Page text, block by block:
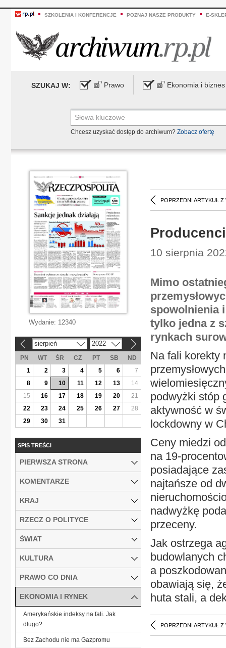
SZKOLENIA I KONFERENCJE POZNAJ NASZE PRODUKTY E-
SZUKAJ W: Prawo Ekonomia i biznes
Chcesz uzyskać dostęp do archiwum? Zobacz ofertę
POPRZEDNI ARTYKUŁ Z
10 sierpnia
Mimo
spowolnienia
tylko jedna z
rynkach
Na fali korekty
podwyżki stóp
aktywność w
lockdowny w
Ceny miedzi
na 19-
posiadające
najtańsze od
nadwyżkę
przeceny.
Jak ostrzega
budowlanych
a
obawiają się,
huta stali, a
POPRZEDNI ARTYKUŁ Z
Wydanie: 12340
sierpień 2022
PN WT ŚR CZ PT SB
ND
1
2 3 4 5 6
7
8
9 10 11 12 13
14
15
16 17 18 19 20
21
22
23 24 25 26 27
28
29
30 31
SPIS TREŚCI
PIERWSZA STRONA
KOMENTARZE
KRAJ
RZECZ O POLITYCE
ŚWIAT
KULTURA
PRAWO CO DNIA
EKONOMIA I RYNEK
Amerykańskie indeksy na fali. Jak
długo?
Bez Zachodu nie ma Gazpromu